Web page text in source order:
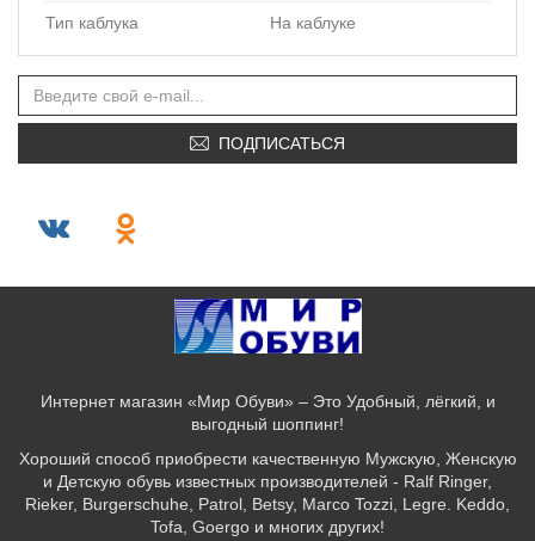
Тип каблука На каблуке
ПОДПИСАТЬСЯ
Интернет магазин «Мир Обуви» – Это Удобный, лёгкий, и
выгодный шоппинг!
Хороший способ приобрести качественную Мужскую, Женскую
и Детскую обувь известных производителей - Ralf Ringer,
Rieker, Burgerschuhe, Patrol, Betsy, Marco Tozzi, Legre. Keddo,
Tofa, Goergo и многих других!